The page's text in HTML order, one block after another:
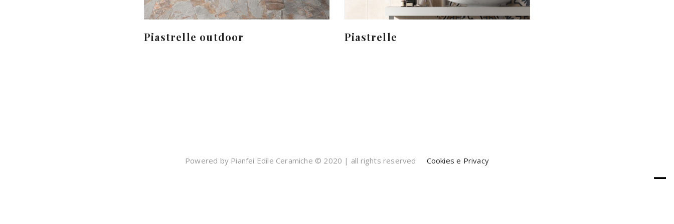
Piastrelle outdoor Piastrelle
Powered by Pianfei Edile Ceramiche © 2020 | all rights reserved Cookies e Privacy